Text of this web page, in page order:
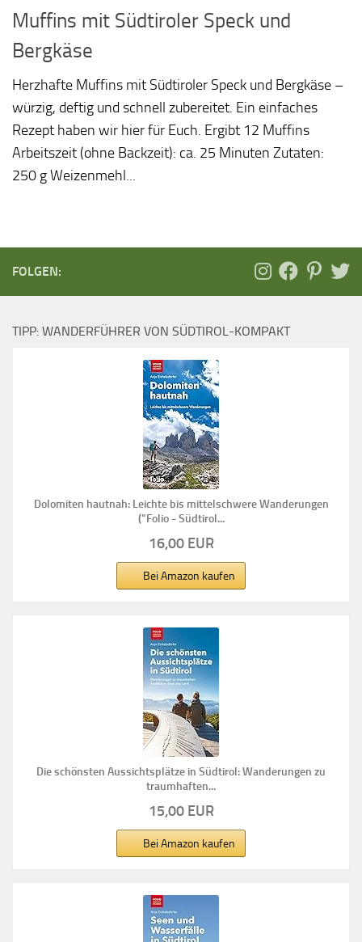
Muffins mit Südtiroler Speck und
Bergkäse
Herzhafte Muffins mit Südtiroler Speck und Bergkäse –
würzig, deftig und schnell zubereitet. Ein einfaches
Rezept haben wir hier für Euch. Ergibt 12 Muffins
Arbeitszeit (ohne Backzeit): ca. 25 Minuten Zutaten:
250 g Weizenmehl...
FOLGEN:
TIPP: WANDERFÜHRER VON SÜDTIROL-KOMPAKT
Dolomiten hautnah: Leichte bis mittelschwere Wanderungen
("Folio - Südtirol...
16,00 EUR
Bei Amazon kaufen
Die schönsten Aussichtsplätze in Südtirol: Wanderungen zu
traumhaften...
15,00 EUR
Bei Amazon kaufen